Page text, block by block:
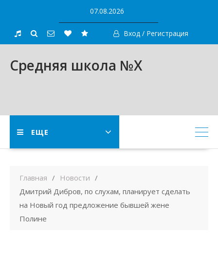
content
07.08.2026
Вход / Регистрация
Средняя школа №X
ЕЩЕ
Главная
Новости
Дмитрий Дибров, по слухам, планирует сделать
на Новый год предложение бывшей жене
Полине